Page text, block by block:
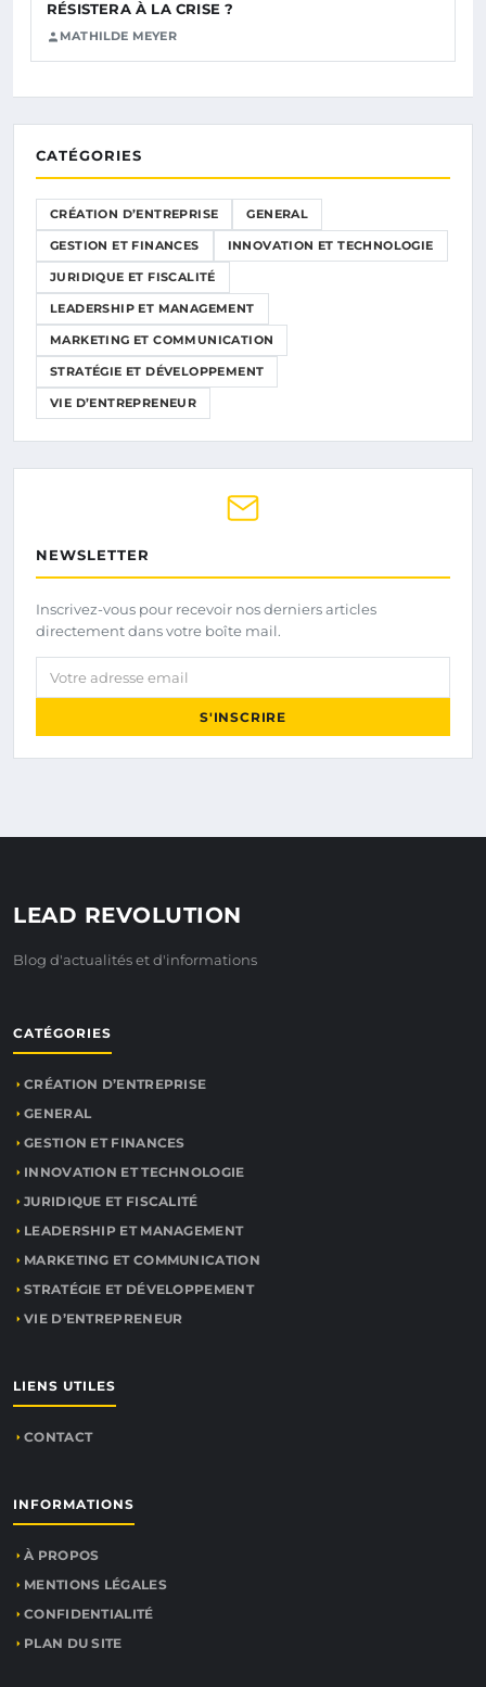
RÉSISTERA À LA CRISE ?
MATHILDE MEYER
CATÉGORIES
CRÉATION D’ENTREPRISE GENERAL
GESTION ET FINANCES INNOVATION ET TECHNOLOGIE
JURIDIQUE ET FISCALITÉ
LEADERSHIP ET MANAGEMENT
MARKETING ET COMMUNICATION
STRATÉGIE ET DÉVELOPPEMENT
VIE D’ENTREPRENEUR
NEWSLETTER
Inscrivez-vous pour recevoir nos derniers articles
directement dans votre boîte mail.
Votre adresse email
S'INSCRIRE
LEAD REVOLUTION
Blog d'actualités et d'informations
CATÉGORIES
CRÉATION D’ENTREPRISE
GENERAL
GESTION ET FINANCES
INNOVATION ET TECHNOLOGIE
JURIDIQUE ET FISCALITÉ
LEADERSHIP ET MANAGEMENT
MARKETING ET COMMUNICATION
STRATÉGIE ET DÉVELOPPEMENT
VIE D’ENTREPRENEUR
LIENS UTILES
CONTACT
INFORMATIONS
À PROPOS
MENTIONS LÉGALES
CONFIDENTIALITÉ
PLAN DU SITE